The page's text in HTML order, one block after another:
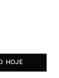
HOJE